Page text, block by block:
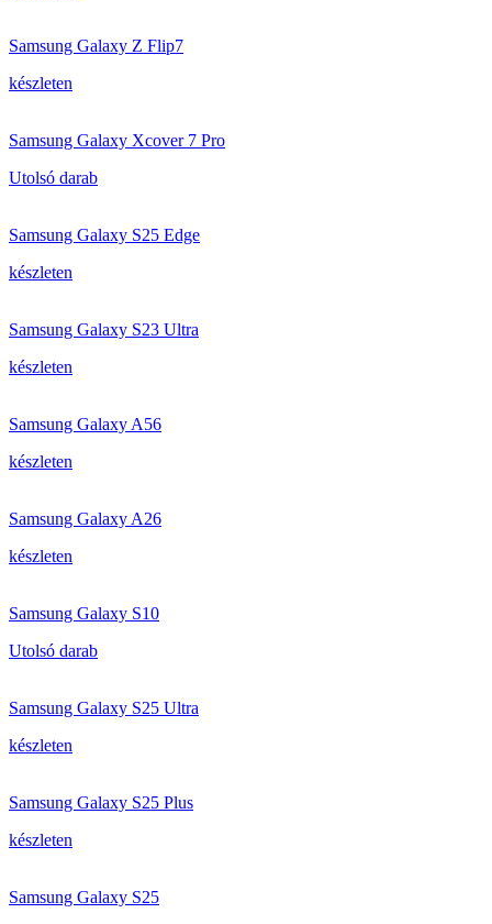
Samsung Galaxy Z Flip7
készleten
Samsung Galaxy Xcover 7 Pro
Utolsó darab
Samsung Galaxy S25 Edge
készleten
Samsung Galaxy S23 Ultra
készleten
Samsung Galaxy A56
készleten
Samsung Galaxy A26
készleten
Samsung Galaxy S10
Utolsó darab
Samsung Galaxy S25 Ultra
készleten
Samsung Galaxy S25 Plus
készleten
Samsung Galaxy S25